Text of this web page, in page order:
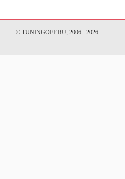
© TUNINGOFF.RU, 2006 - 2026